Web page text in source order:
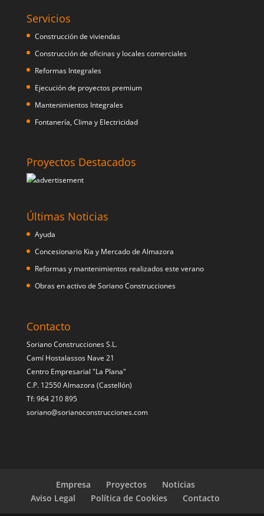
Servicios
Construcción de viviendas
Construcción de oficinas y locales comerciales
Reformas Integrales
Ejecución de proyectos premium
Mantenimientos Integrales
Fontanería, Clima y Electricidad
Proyectos Destacados
Últimas Noticias
Ayuda
Concesionario Kia y Mercado de Almazora
Reformas y mantenimientos realizados este verano
Obras en activo de Soriano Construcciones
Contacto
Soriano Construcciones S.L.
Camí Hostalassos Nave 21
Centro Empresarial "La Plana"
C.P. 12550 Almazora (Castellón)
Tf: 964 210 895
soriano@sorianoconstrucciones.com
Empresa Proyectos
Noticias
Aviso Legal
Política de Cookies Contacto